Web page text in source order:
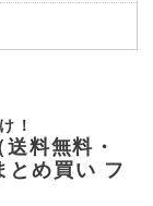
！
料無料・
とめ買い フ